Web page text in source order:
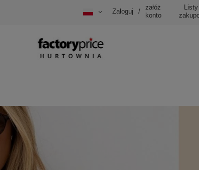
Zaloguj /
załóż
konto
Listy